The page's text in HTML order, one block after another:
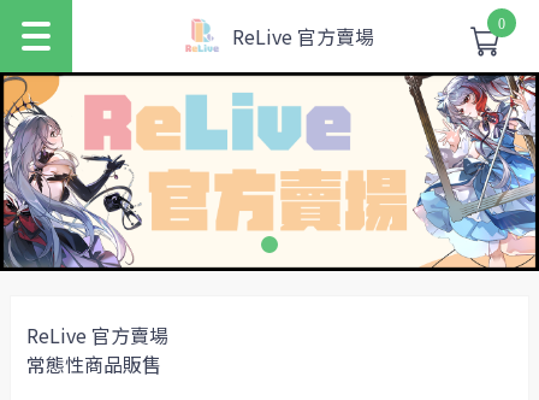
ReLive 官方賣場 0
ReLive 官方賣場
常態性商品販售